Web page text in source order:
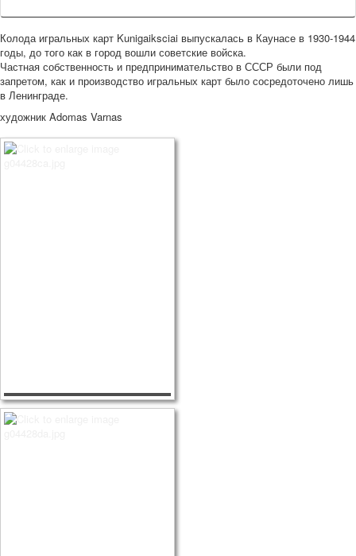
Колода игральных карт Kunigaiksciai выпускалась в Каунасе в 1930-1944
годы, до того как в город вошли советские войска.
Частная собственность и предпринимательство в СССР были под
запретом, как и производство игральных карт было сосредоточено лишь
в Ленинграде.
художник Adomas Varnas